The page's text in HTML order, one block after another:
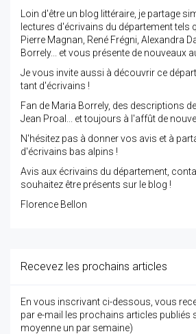
Loin d'être un blog littéraire, je partage
lectures d'écrivains du département tels
Pierre Magnan, René Frégni, Alexandra
Borrely... et vous présente de nouveaux
Je vous invite aussi à découvrir ce
tant d'écrivains !
Fan de Maria Borrely, des descriptions
Jean Proal... et toujours à l'affût de
N'hésitez pas à donner vos avis et à
d'écrivains bas alpins !
Avis aux écrivains du département,
souhaitez être présents sur le blog !
Florence Bellon
Recevez les prochains articles
En vous inscrivant ci-dessous, vous
par e-mail les prochains articles publiés
moyenne un par semaine)